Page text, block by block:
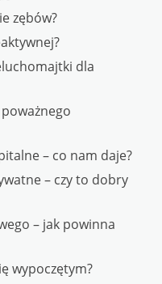
zębów?
dla
– co nam daje?
– czy to dobry
– jak powinna
wypoczętym?